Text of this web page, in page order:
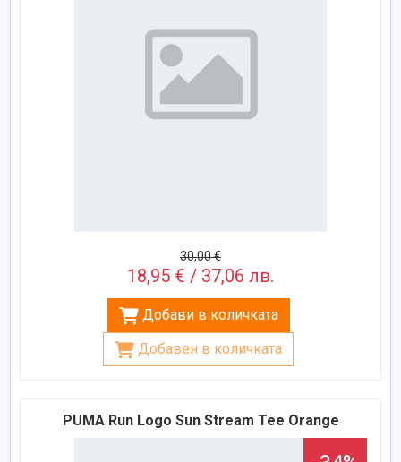
30,00 €
18,95 € / 37,06 лв.
Добави в количката
Добавен в количката
PUMA Run Logo Sun Stream Tee Orange